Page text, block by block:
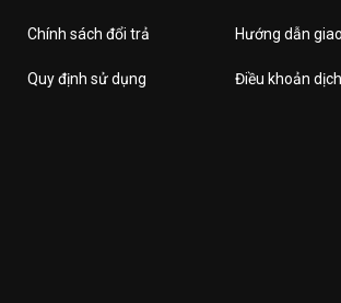
Chính sách đổi trả
Quy định sử dụng
Hướng dẫn
Điều khoản